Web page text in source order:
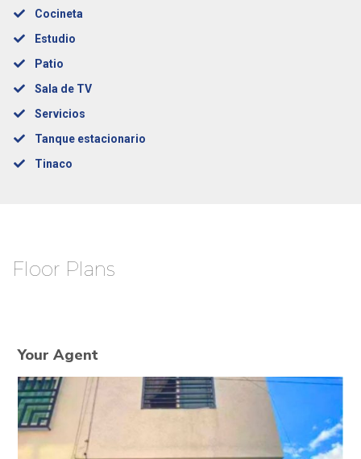
Cocineta
Estudio
Patio
Sala de TV
Servicios
Tanque estacionario
Tinaco
Floor Plans
Your Agent